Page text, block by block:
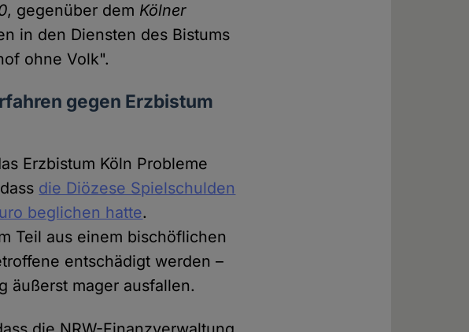
, gegenüber dem Kölner
in den Diensten des Bistums
ohne Volk".
gegen Erzbistum
Erzbistum Köln Probleme
die Diözese Spielschulden
beglichen hatte.
Teil aus einem bischöflichen
entschädigt werden –
äußerst mager ausfallen.